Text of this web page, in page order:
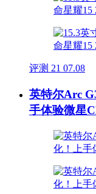
评测 21 07.08
英特尔Arc
手体验微星